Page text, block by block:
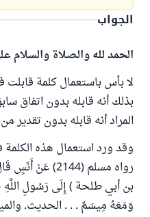
الجواب
الحمد لله والصلاة والسلام
لا بأس باستعمال كلمة قابلت
بذلك أنه قابله بدون اتفاق
المراد أنه قابله بدون تقدير
وقد ورد استعمال هذه
رواه مسلم
بن أبي طلحة ) إِلَى رَسُولِ
وَمَعَهُ مِيسَمٌ . . . الحديث.